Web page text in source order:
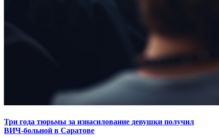
Три года тюрьмы за изнасилование девушки получил
ВИЧ-больной в Саратове